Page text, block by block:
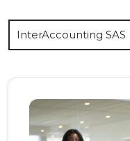
InterAccounting SAS